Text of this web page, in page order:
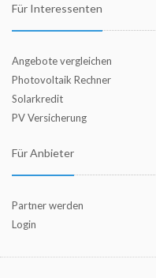
Für Interessenten
Angebote vergleichen
Photovoltaik Rechner
Solarkredit
PV Versicherung
Für Anbieter
Partner werden
Login